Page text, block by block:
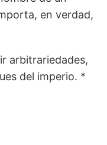
en verdad,
arbitrariedades,
del imperio. *